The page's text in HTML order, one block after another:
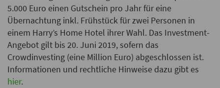
5.000 Euro einen Gutschein pro Jahr für eine
Übernachtung inkl. Frühstück für zwei Personen in
einem Harry’s Home Hotel ihrer Wahl. Das Investment-
Angebot gilt bis 20. Juni 2019, sofern das
Crowdinvesting (eine Million Euro) abgeschlossen ist.
Informationen und rechtliche Hinweise dazu gibt es
hier.